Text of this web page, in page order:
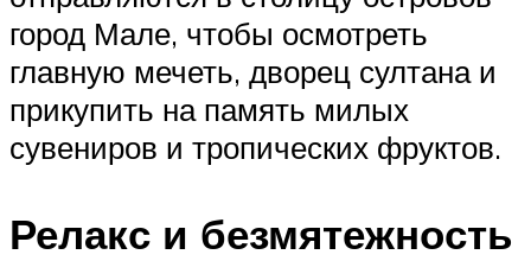
город Мале, чтобы осмотреть
главную мечеть, дворец султана и
прикупить на память милых
сувениров и тропических фруктов.
Релакс и безмятежность